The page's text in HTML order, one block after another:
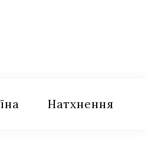
Натхнення